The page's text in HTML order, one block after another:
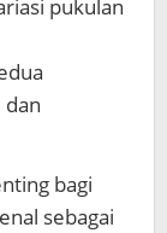
pukulan
bagi
sebagai